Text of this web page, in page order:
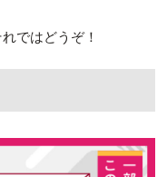
ではどうぞ！